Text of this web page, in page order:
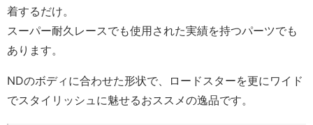
着するだけ。
スーパー耐久レースでも使用された実績を持つパーツでも
あります。
NDのボディに合わせた形状で、ロードスターを更にワイド
でスタイリッシュに魅せるおススメの逸品です。